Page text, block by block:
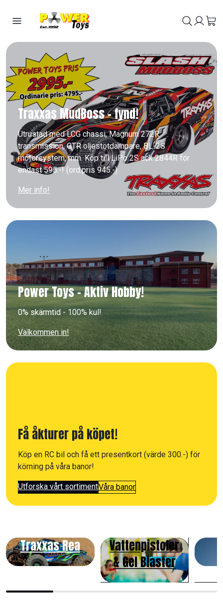
Traxxas MudBoss - fynd!
Utrustad med LCG chassi, Magnum 272R
transmission, GTR oljestötdämpare, BL-2S
motorsystem, mm. Köp till LiPo 2S ack 2844R för
endast 595.-! (ord.pris 945.-)
Mer info!
Power Toys - Aktiv Hobby!
0% skärmtid - 100% kul!
Välkommen in!
Få åkturer på köpet!
Köp en RC bil och få ett presentkort (värde 300.-) för
körning på våra banor!
Utforska vårt sortimentVåra banor
Traxxas Rea
Vattenpistoler
& Gel Blaster